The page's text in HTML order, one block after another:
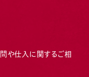
や仕入に関するご相